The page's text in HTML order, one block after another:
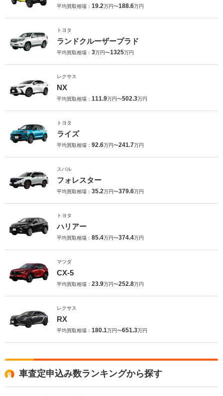
平均買取相場： 19.2万円〜188.6万円
トヨタ
ランドクルーザープラド
平均買取相場： 3万円〜1325万円
レクサス
NX
平均買取相場： 111.9万円〜502.3万円
トヨタ
ライズ
平均買取相場： 92.6万円〜241.7万円
スバル
フォレスター
平均買取相場： 35.2万円〜379.6万円
トヨタ
ハリアー
平均買取相場： 85.4万円〜374.4万円
マツダ
CX-5
平均買取相場： 23.9万円〜252.8万円
レクサス
RX
平均買取相場： 180.1万円〜651.3万円
車査定申込み数ランキングから探す